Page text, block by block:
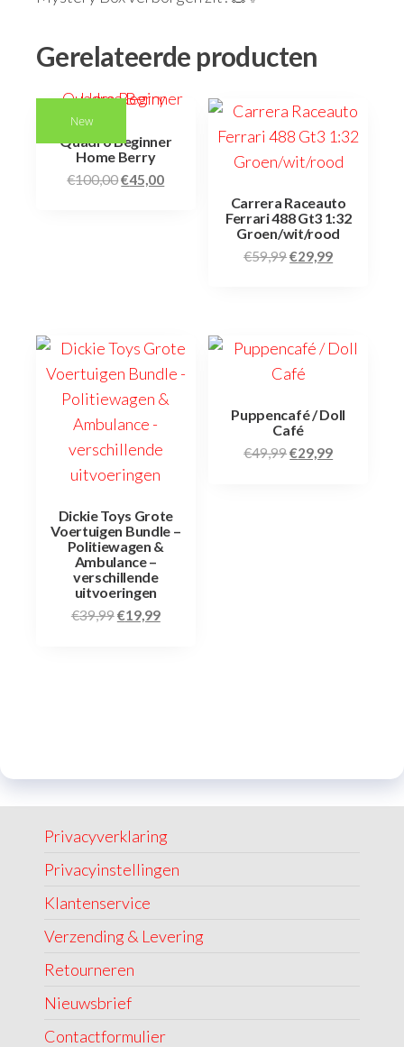
Gerelateerde producten
New
Quadro Beginner
Home Berry
€100,00€45,00
Carrera Raceauto
Ferrari 488 Gt3 1:32
Groen/wit/rood
€59,99€29,99
Dickie Toys Grote
Voertuigen Bundle –
Politiewagen &
Ambulance –
verschillende
uitvoeringen
€39,99€19,99
Puppencafé / Doll
Café
€49,99€29,99
Privacyverklaring
Privacyinstellingen
Klantenservice
Verzending & Levering
Retourneren
Nieuwsbrief
Contactformulier